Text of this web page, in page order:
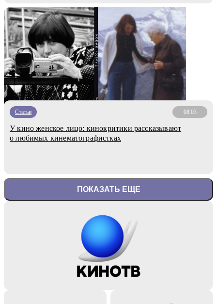
Статьи 08.03
У кино женское лицо: кинокритики рассказывают
о любимых кинематографистках
ПОКАЗАТЬ ЕЩЕ